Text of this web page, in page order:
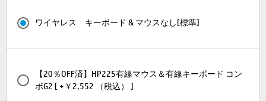
ワイヤレス キーボード & マウスなし[標準]
【20％OFF済】HP225有線マウス＆有線キーボード コン
ボG2 [ +￥2,552 （税込） ]